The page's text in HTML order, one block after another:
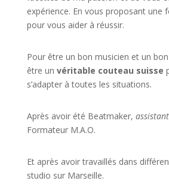
expérience. En vous proposant une
pour vous aider à réussir.
Pour être un bon musicien et un
être un véritable couteau suisse
s’adapter à toutes les situations.
Après avoir été Beatmaker, assistant
Formateur M.A.O.
Et après avoir travaillés dans
studio sur Marseille.